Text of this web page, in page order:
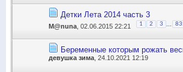
Детки Лета 2014 часть 3
M@nuna , 02.06.2015 22:21 1 2 3 ...
Беременные которым рожать
девушка зима , 24.10.2021 12:19